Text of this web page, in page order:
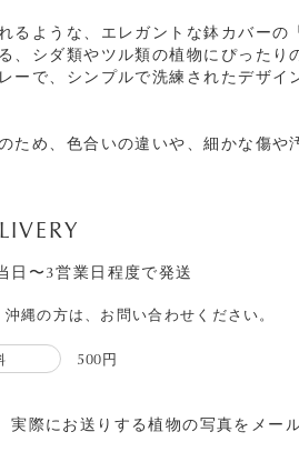
るような、エレガントな鉢カバーの
、シダ類やツル類の植物にぴったり
ーで、シンプルで洗練されたデザイ
ため、色合いの違いや、細かな傷や
日〜3営業日程度で発送
縄の方は、お問い合わせください。
500円
実際にお送りする植物の写真をメー